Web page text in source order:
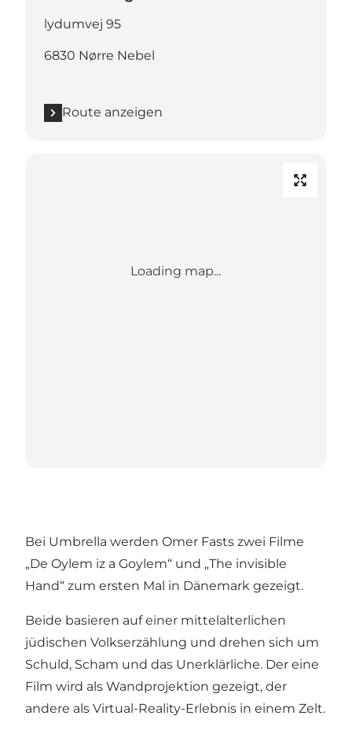
lydumvej 95
6830 Nørre Nebel
Route anzeigen
Loading map...
Bei Umbrella werden Omer Fasts zwei Filme
„De Oylem iz a Goylem“ und „The invisible
Hand“ zum ersten Mal in Dänemark gezeigt.
Beide basieren auf einer mittelalterlichen
jüdischen Volkserzählung und drehen sich um
Schuld, Scham und das Unerklärliche. Der eine
Film wird als Wandprojektion gezeigt, der
andere als Virtual-Reality-Erlebnis in einem Zelt.